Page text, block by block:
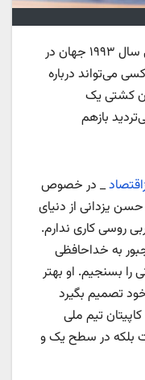
دارنده مدال طلای کشتی آزاد قهرمانی سال ۱۹۹۳ جهان در
می‌تواند درباره
کشتی یک
بازهم
_ در خصوص
یزدانی از دنیای
روسی کاری ندارم.
به خداحافظی
را بسنجیم. او بهتر
تصمیم بگیرد
تیم ملی
بلکه در سطح یک و